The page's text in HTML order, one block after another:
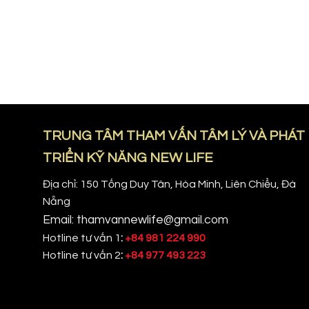
TRUNG TÂM THAM VẤN TÂM LÝ VÀ PHÁT
TRIỂN KỸ NĂNG NEW LIFE
Địa chỉ: 150 Tống Duy Tân, Hòa Minh, Liên Chiểu, Đà
Nẵng
Email: thamvannewlife@gmail.com
Hotline tư vấn 1: +84 981 224 990
Hotline tư vấn 2: +84 977 493 223